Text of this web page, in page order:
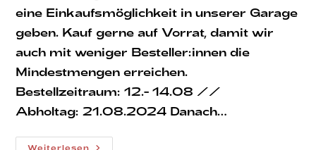
eine Einkaufsmöglichkeit in unserer Garage
geben. Kauf gerne auf Vorrat, damit wir
auch mit weniger Besteller:innen die
Mindestmengen erreichen.
Bestellzeitraum: 12.- 14.08 //
Abholtag: 21.08.2024 Danach…
Weiterlesen
Garagenbestellung